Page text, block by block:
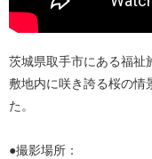
茨城県取手市にある福祉
敷地内に咲き誇る桜の情
た。
●撮影場所：